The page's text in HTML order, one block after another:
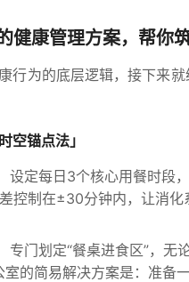
健康管理方案，帮你
行为的底层逻辑，接下来
空锚点法」
设定每日3个核心用餐时段
控制在±30分钟内，让消
专门划定“餐桌进食区”，无
室的简易解决方案是：准备